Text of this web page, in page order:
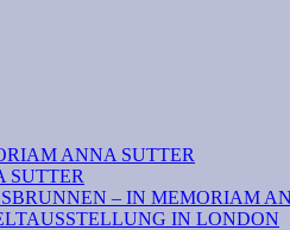
ANNA SUTTER
SUTTER
– IN MEMORIAM
IN LONDON